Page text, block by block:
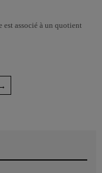
est associé à un quotient
→